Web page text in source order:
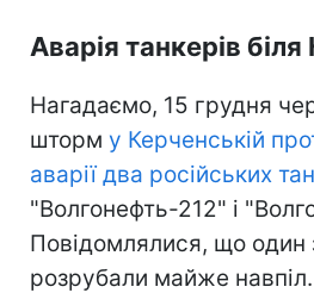
Аварія танкерів
Нагадаємо, 15 грудня
шторм у Керченській
аварії два російських
"Волгонефть-212" і
Повідомлялися, що один
розрубали майже навпіл.